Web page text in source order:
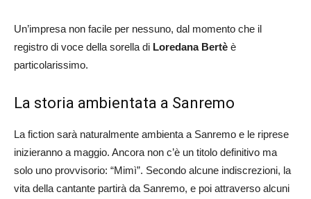
Un’impresa non facile per nessuno, dal momento che il
registro di voce della sorella di Loredana Bertè è
particolarissimo.
La storia ambientata a Sanremo
La fiction sarà naturalmente ambienta a Sanremo e le riprese
inizieranno a maggio. Ancora non c’è un titolo definitivo ma
solo uno provvisorio: “Mimì”. Secondo alcune indiscrezioni, la
vita della cantante partirà da Sanremo, e poi attraverso alcuni